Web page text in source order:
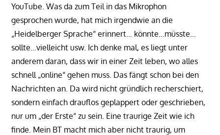
YouTube. Was da zum Teil in das Mikrophon
gesprochen wurde, hat mich irgendwie an die
„Heidelberger Sprache“ erinnert… könnte…müsste…
sollte…vielleicht usw. Ich denke mal, es liegt unter
anderem daran, dass wir in einer Zeit leben, wo alles
schnell „online“ gehen muss. Das fängt schon bei den
Nachrichten an. Da wird nicht gründlich recherschiert,
sondern einfach drauflos geplappert oder geschrieben,
nur um „der Erste“ zu sein. Eine traurige Zeit wie ich
finde. Mein BT macht mich aber nicht traurig, um